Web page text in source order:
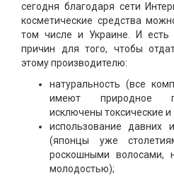
сегодня благодаря сети
косметические средства
том числе и Украине. И есть
причин для того, чтобы
этому производителю:
натуральность (все
имеют природное
исключены токсические
использование давних
(японцы уже
роскошными волосами,
молодостью);